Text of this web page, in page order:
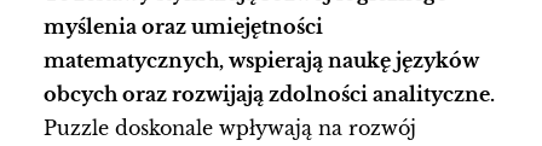
myślenia oraz umiejętności
matematycznych, wspierają naukę języków
obcych oraz rozwijają zdolności analityczne.
Puzzle doskonale wpływają na rozwój